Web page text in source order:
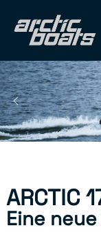
ARCTIC
Eine